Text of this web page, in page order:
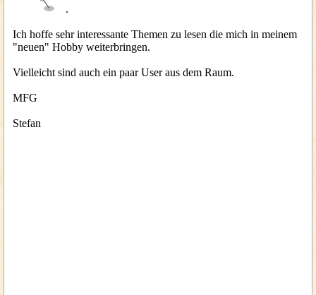
.
Ich hoffe sehr interessante Themen zu lesen die mich in meinem
"neuen" Hobby weiterbringen.
Vielleicht sind auch ein paar User aus dem Raum.
MFG
Stefan